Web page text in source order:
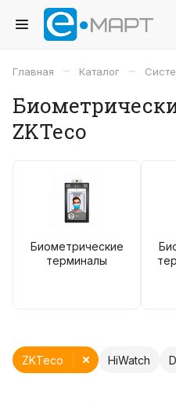
Главная – Каталог –
ZKTeco
Биометрические
терминалы
HiWatch
ZKTeco